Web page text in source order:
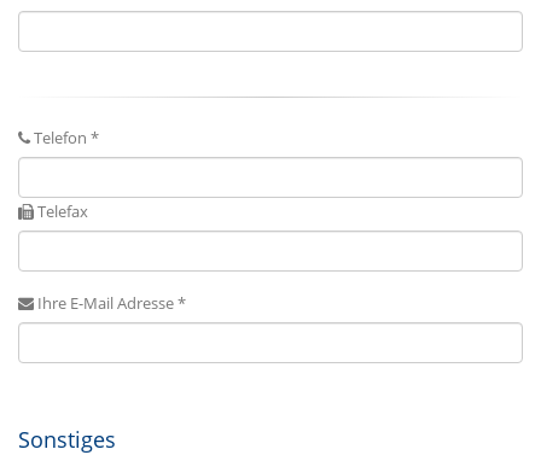
Telefon *
Telefax
Ihre E-Mail Adresse *
Sonstiges